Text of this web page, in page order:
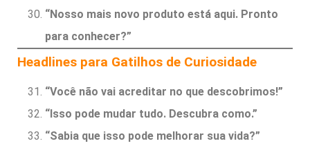
“Nosso mais novo produto está aqui. Pronto
para conhecer?”
Headlines para Gatilhos de Curiosidade
“Você não vai acreditar no que descobrimos!”
“Isso pode mudar tudo. Descubra como.”
“Sabia que isso pode melhorar sua vida?”